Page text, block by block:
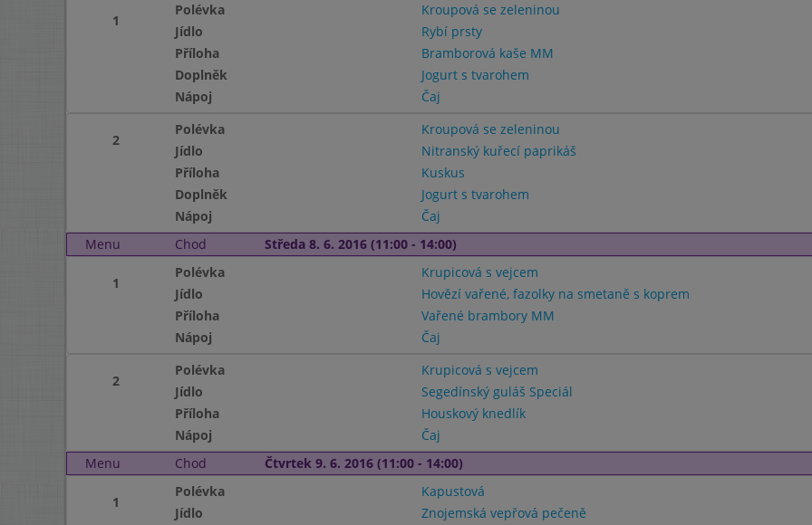
1
Polévka Kroupová se zeleninou
Jídlo
Rybí prsty
Příloha
Bramborová kaše MM
Doplněk
Jogurt s tvarohem
Nápoj
Čaj
2
Polévka Kroupová se zeleninou
Jídlo
Nitranský kuřecí paprikáš
Příloha
Kuskus
Doplněk
Jogurt s tvarohem
Nápoj
Čaj
Menu
Chod Středa 8. 6. 2016 (11:00 - 14:00)
1
Polévka Krupicová s vejcem
Jídlo
Hovězí vařené, fazolky na smetaně s koprem
Příloha
Vařené brambory MM
Nápoj
Čaj
2
Polévka Krupicová s vejcem
Jídlo
Segedínský guláš Speciál
Příloha
Houskový knedlík
Nápoj
Čaj
Menu
Chod Čtvrtek 9. 6. 2016 (11:00 - 14:00)
1
Polévka Kapustová
Jídlo
Znojemská vepřová pečeně